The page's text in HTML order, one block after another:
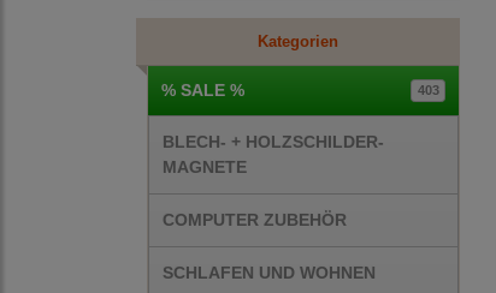
Kategorien
% SALE % 403
BLECH- + HOLZSCHILDER-
MAGNETE
COMPUTER ZUBEHÖR
SCHLAFEN UND WOHNEN